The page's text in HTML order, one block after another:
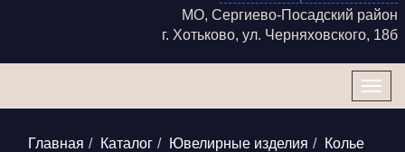
МО, Сергиево-Посадский район
г. Хотьково, ул. Черняховского, 18б
Главная Каталог Ювелирные изделия
Колье